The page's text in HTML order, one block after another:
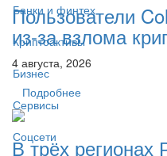
Банки и финтех
Криптоактивы
Бизнес
Сервисы
Соцсети
Пользователи
из-за взлома
4 августа, 2026
Подробнее
В трёх регионах